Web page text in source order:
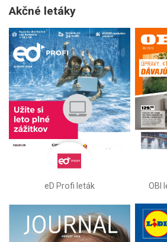
Akčné letáky
eD Profi leták OBI